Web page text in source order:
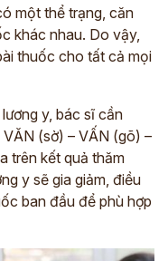
một thể trạng, căn
khác nhau. Do vậy,
thuốc cho tất cả mọi
y, bác sĩ cần
(sờ) – VẤN (gõ) –
trên kết quả thăm
y sẽ gia giảm, điều
ban đầu để phù hợp